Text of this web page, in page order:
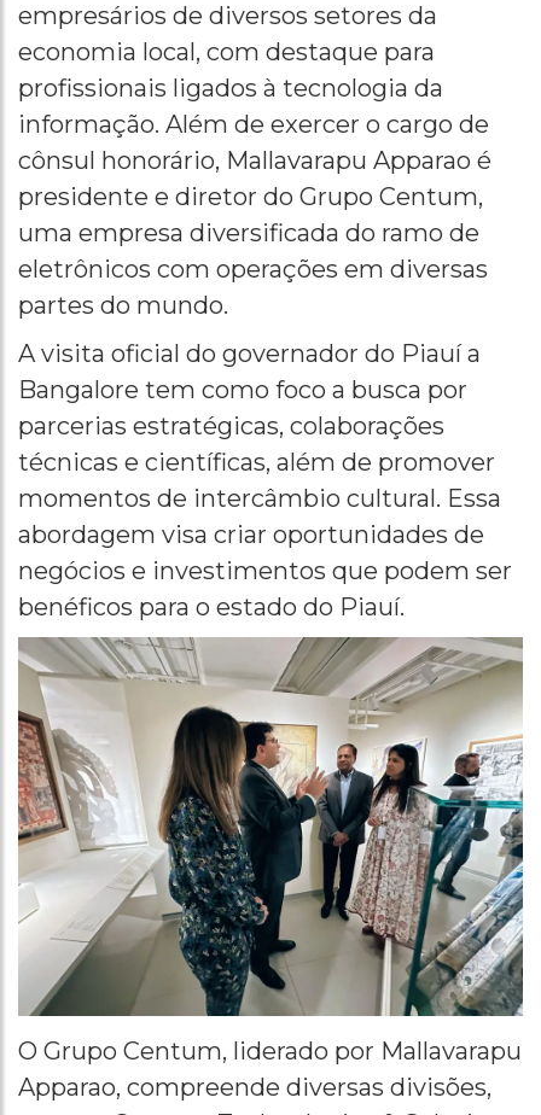
empresários de diversos setores da
economia local, com destaque para
profissionais ligados à tecnologia da
informação. Além de exercer o cargo de
cônsul honorário, Mallavarapu Apparao é
presidente e diretor do Grupo Centum,
uma empresa diversificada do ramo de
eletrônicos com operações em diversas
partes do mundo.
A visita oficial do governador do Piauí a
Bangalore tem como foco a busca por
parcerias estratégicas, colaborações
técnicas e científicas, além de promover
momentos de intercâmbio cultural. Essa
abordagem visa criar oportunidades de
negócios e investimentos que podem ser
benéficos para o estado do Piauí.
O Grupo Centum, liderado por Mallavarapu
Apparao, compreende diversas divisões,